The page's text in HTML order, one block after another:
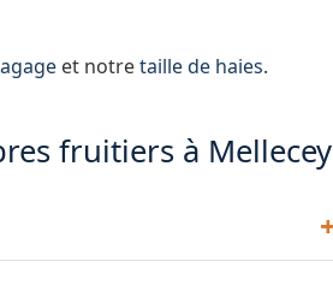
et notretaille de haies.
fruitiers à Mellecey